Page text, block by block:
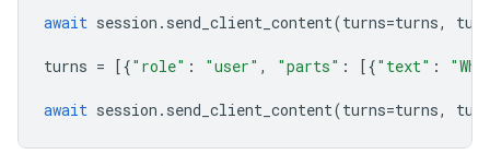
await session . send_client_content(turns=turns,
turns = [{"role" : "user" , "parts" : [{"text" :
await session . send_client_content(turns=turns,